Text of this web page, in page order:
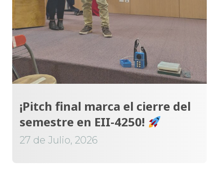
¡Pitch final marca el cierre del
semestre en EII-4250!
27 de Julio, 2026